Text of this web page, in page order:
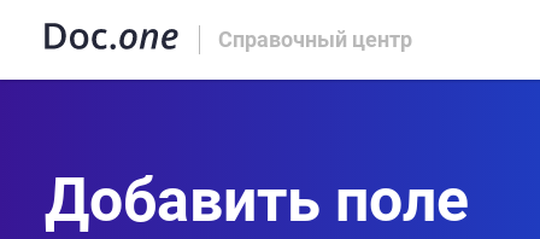
Справочный центр
Добавить поле